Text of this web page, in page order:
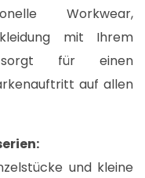
Workwear,
mit Ihrem
sorgt für einen
auf allen
und kleine